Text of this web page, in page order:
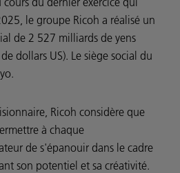
le groupe Ricoh a réalisé un
de 2 527 milliards de yens
dollars US). Le siège social du
Ricoh considère que
à chaque
de s'épanouir dans le cadre
son potentiel et sa créativité.